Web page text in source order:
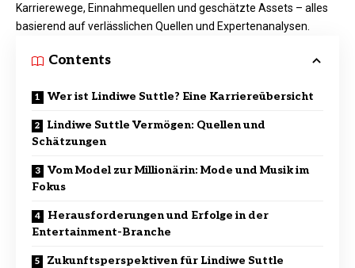
Karrierewege, Einnahmequellen und geschätzte Assets – alles
basierend auf verlässlichen Quellen und Expertenanalysen.
Contents
Wer ist Lindiwe Suttle? Eine Karriereübersicht
Lindiwe Suttle Vermögen: Quellen und
Schätzungen
Vom Model zur Millionärin: Mode und Musik im
Fokus
Herausforderungen und Erfolge in der
Entertainment-Branche
Zukunftsperspektiven für Lindiwe Suttle